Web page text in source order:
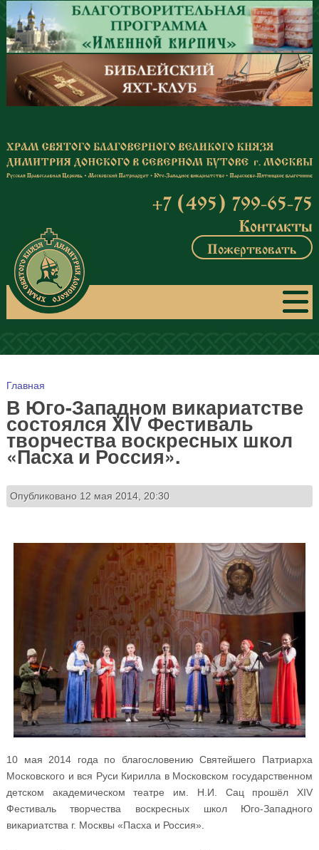
Перейти к основному содержанию
+7 (495) 799-65-75
Контакты
Пожертвовать
Вы здесь
Главная
В Юго-Западном викариатстве
состоялся XIV Фестиваль
творчества воскресных школ
«Пасха и Россия».
Опубликовано 12 мая 2014, 20:30
10 мая 2014 года по благословению Святейшего Патриарха
Московского и вся Руси Кирилла в Московском государственном
детском академическом театре им. Н.И. Сац прошёл XIV
Фестиваль творчества воскресных школ Юго-Западного
викариатства г. Москвы «Пасха и Россия».